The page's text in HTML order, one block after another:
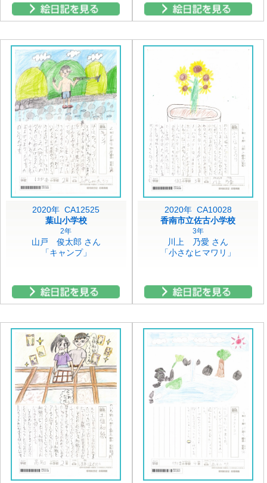
2020年 CA12525
葉山小学校
2年
山戸 俊太郎 さん
「キャンプ」
2020年 CA10028
香南市立佐古小学校
3年
川上 乃愛 さん
「小さなヒマワリ」